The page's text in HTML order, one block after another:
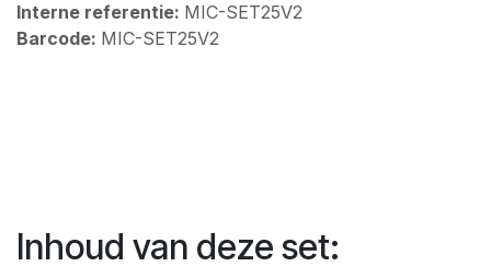
Interne referentie: MIC-SET25V2
Barcode: MIC-SET25V2
Inhoud van deze set: